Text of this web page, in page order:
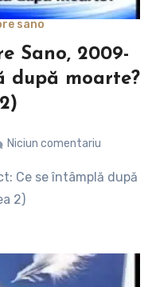
sano
Sano, 2009-
după moarte?
Niciun comentariu
2)